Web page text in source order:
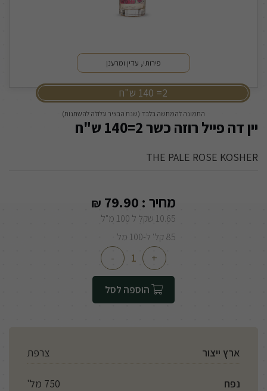
פירותי, עדין ומרענן
2= 140 ש"ח
התמונה להמחשה בלבד (שנת הבציר עלולה להשתנות)
יין דה פייל רוזה כשר 2=140 ש"ח
THE PALE ROSE KOSHER
מחיר : 79.90
₪
10.65 שקל ל 100 מ"ל
85 קל' ל-100 מל
+
-
ארץ ייצור צרפת
נפח 750 מל'